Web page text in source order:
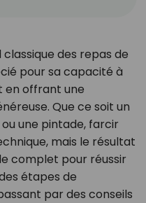
des repas de
pour sa capacité à
en offrant une
Que ce soit un
une pintade, farcir
mais le résultat
complet pour réussir
étapes de
par des conseils